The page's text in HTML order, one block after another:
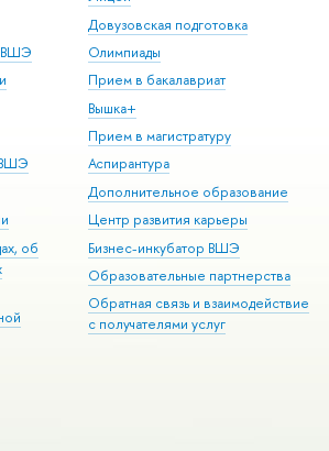
ВШЭ
об
Довузовская подготовка
Олимпиады
Прием в бакалавриат
Вышка+
Прием в магистратуру
Аспирантура
Дополнительное образование
Центр развития карьеры
Бизнес-инкубатор ВШЭ
Образовательные партнерства
Обратная связь и взаимодействие
с получателями услуг